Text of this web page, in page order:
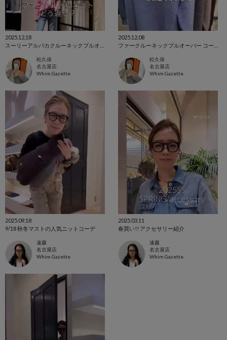
2025.12.18
松久保
名古屋店
Whim Gazette
2025.12.08
松久保
名古屋店
Whim Gazette
2025.09.18
9/18 秋冬マストの人気ニットコーデ
遠藤
名古屋店
Whim Gazette
2025.03.11
春買い!! アクセサリー紹介
遠藤
名古屋店
Whim Gazette